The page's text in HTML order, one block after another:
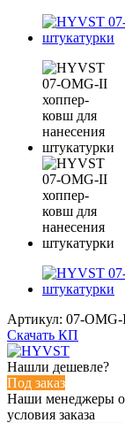
Артикул: 07-
Скачать КП
Нашли дешевле?
Под заказ
Наши менеджеры
условия заказа